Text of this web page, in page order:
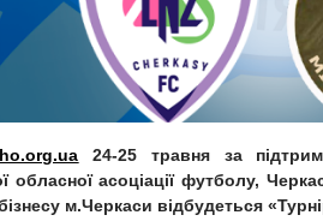
24-25 травня за
обласної асоціації футболу,
м.Черкаси відбудеться